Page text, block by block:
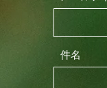
件名